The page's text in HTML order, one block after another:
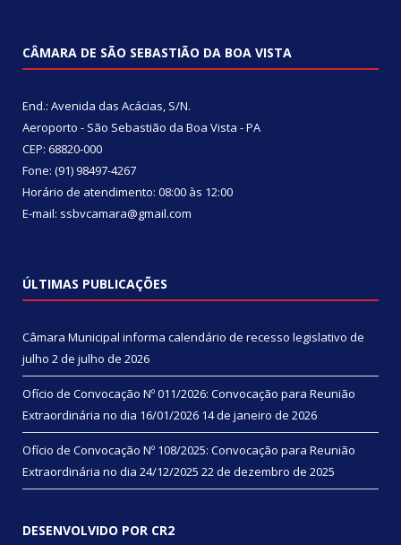
CÂMARA DE SÃO SEBASTIÃO DA BOA VISTA
End.: Avenida das Acácias, S/N.
Aeroporto - São Sebastião da Boa Vista - PA
CEP: 68820-000
Fone: (91) 98497-4267
Horário de atendimento: 08:00 às 12:00
E-mail: ssbvcamara@gmail.com
ÚLTIMAS PUBLICAÇÕES
Câmara Municipal informa calendário de recesso legislativo de
julho 2 de julho de 2026
Ofício de Convocação Nº 011/2026: Convocação para Reunião
Extraordinária no dia 16/01/2026 14 de janeiro de 2026
Ofício de Convocação Nº 108/2025: Convocação para Reunião
Extraordinária no dia 24/12/2025 22 de dezembro de 2025
DESENVOLVIDO POR CR2